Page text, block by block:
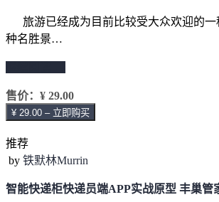
旅游已经成为目前比较受大众欢迎的一
种名胜景…
售价： ¥ 29.00
¥ 29.00 – 立即购买
推荐
by 铁默林Murrin
智能快递柜快递员端APP实战原型 丰巢管